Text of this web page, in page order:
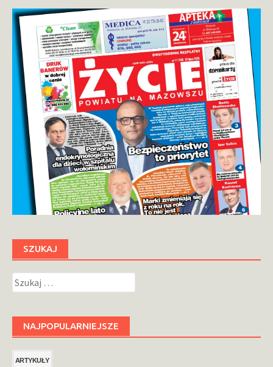
SZUKAJ
Szukaj:
NAJPOPULARNIEJSZE
ARTYKUŁY